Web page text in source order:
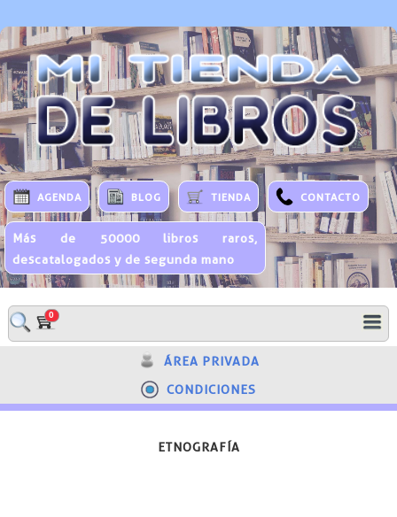
AGENDA BLOG TIENDA CONTACTO
Más de 50000 libros raros,
descatalogados y de segunda mano
0
ÁREA PRIVADA
CONDICIONES
ETNOGRAFÍA